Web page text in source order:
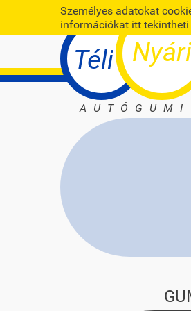
Személyes adatokat
információkat itt tekintheti
Téli Nyári
AUTÓGUMI